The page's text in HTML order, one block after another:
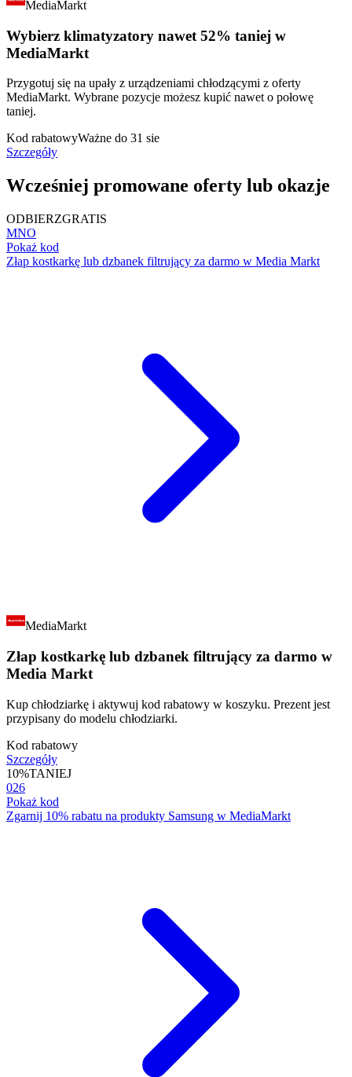
MediaMarkt
Wybierz klimatyzatory nawet 52% taniej w
MediaMarkt
Przygotuj się na upały z urządzeniami chłodzącymi z oferty
MediaMarkt. Wybrane pozycje możesz kupić nawet o połowę
taniej.
Kod rabatowyWażne do 31 sie
Szczegóły
Wcześniej promowane oferty lub okazje
ODBIERZGRATIS
MNO
Pokaż kod
Złap kostkarkę lub dzbanek filtrujący za darmo w Media Markt
MediaMarkt
Złap kostkarkę lub dzbanek filtrujący za darmo w
Media Markt
Kup chłodziarkę i aktywuj kod rabatowy w koszyku. Prezent jest
przypisany do modelu chłodziarki.
Kod rabatowy
Szczegóły
10%TANIEJ
026
Pokaż kod
Zgarnij 10% rabatu na produkty Samsung w MediaMarkt